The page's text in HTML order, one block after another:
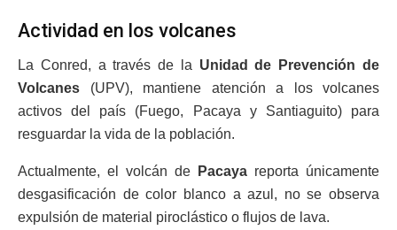
Actividad en los volcanes
La Conred, a través de la Unidad de Prevención de
Volcanes (UPV), mantiene atención a los volcanes
activos del país (Fuego, Pacaya y Santiaguito) para
resguardar la vida de la población.
Actualmente, el volcán de Pacaya reporta únicamente
desgasificación de color blanco a azul, no se observa
expulsión de material piroclástico o flujos de lava.